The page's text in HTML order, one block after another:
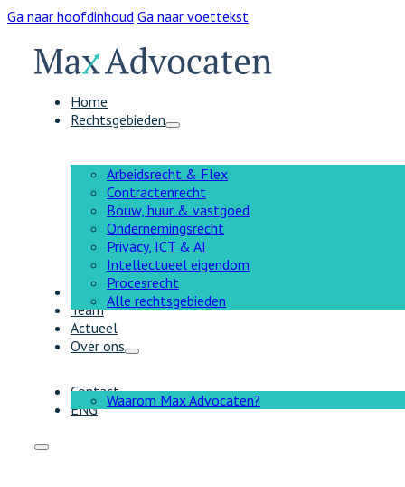
Ga naar hoofdinhoud Ga naar voettekst
Home
Rechtsgebieden
Arbeidsrecht & Flex
Contractenrecht
Bouw, huur & vastgoed
Ondernemingsrecht
Privacy, ICT & AI
Intellectueel eigendom
Procesrecht
Alle rechtsgebieden
Team
Actueel
Over ons
Waarom Max Advocaten?
Contact
ENG